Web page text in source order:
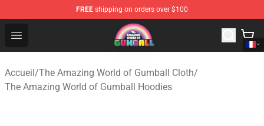
FREE shipping on orders over $100
Open menu
The Amazing World of Gumball Store - Official The
Accueil/The Amazing World of Gumball Cloth/
The Amazing World of Gumball Hoodies